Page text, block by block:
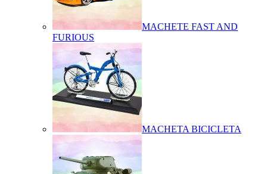
MACHETE FAST AND
FURIOUS
MACHETA BICICLETA